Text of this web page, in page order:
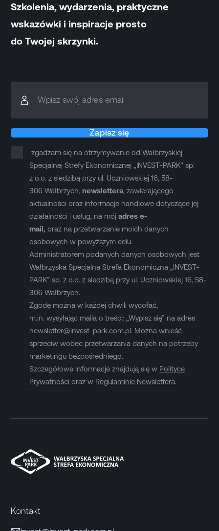
Szkolenia, wydarzenia, praktyczne
wskazówki i inspiracje prosto
do Twojej skrzynki.
Wpisz swój adres email
Zapisz się
zgadzam się na otrzymywanie od Wałbrzyskiej
Specjalnej Strefy Ekonomicznej „INVEST-PARK” sp.
z o.o. z siedzibą przy ul. Uczniowskiej 16, 58-
306 Wałbrzych, newslettera, zawierającego
aktualności oraz informacje handlowe dotyczące jej
działalności i usług, na mój adres e-
mail, oraz na przetwarzanie moich danych
osobowych w powyższym celu.
Administratorem podanych danych osobowych jest
Wałbrzyska Specjalna Strefa Ekonomiczna „INVEST-
PARK” sp. z o.o. z siedzibą przy ul. Uczniowskiej 16, 58-
306 Wałbrzych.
Zgodę można w każdej chwili wycofać,
m.in. wysyłając maila o treści: „Wypisz się” na adres
newsletter@invest-park.com.pl. Można wnieść
sprzeciw wobec przetwarzania danych na potrzeby
marketingu bezpośredniego.
Szczegółowe informacje znajdują się w Polityce
Prywatności oraz w Regulaminie Newslettera.
Kontakt